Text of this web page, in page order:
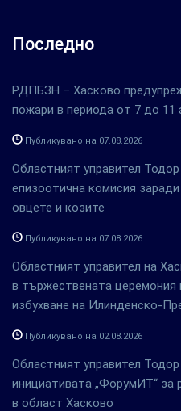
Последно
РДПБЗН – Хасково
пожари в периода от 7 до 11
Публикувано на 07.08.2026
Областният управител
епизоотична комисия
овцете и козите
Публикувано на 07.08.2026
Областният управител на
в тържествената церемония
избухване на Илинденско-
Публикувано на 02.08.2026
Областният управител
инициативата „ФорумИТ“ за
в област Хасково